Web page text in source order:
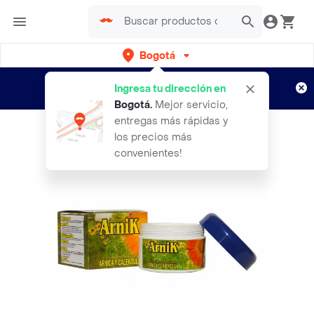
Bogotá
Ingresa tu dirección en
Bogotá. Mejor servicio,
entregas más rápidas y
los precios más
convenientes!
envíos gratis por semanas
Aplican TyC